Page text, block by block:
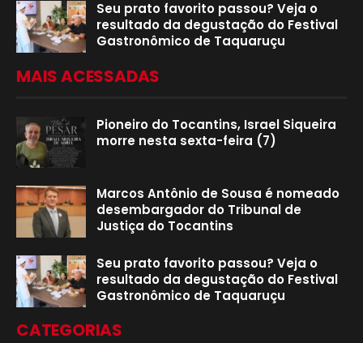
Seu prato favorito passou? Veja o
resultado da degustação do Festival
Gastronômico de Taquaruçu
MAIS ACESSADAS
Pioneiro do Tocantins, Israel Siqueira
morre nesta sexta-feira (7)
Marcos Antônio de Sousa é nomeado
desembargador do Tribunal de
Justiça do Tocantins
Seu prato favorito passou? Veja o
resultado da degustação do Festival
Gastronômico de Taquaruçu
CATEGORIAS